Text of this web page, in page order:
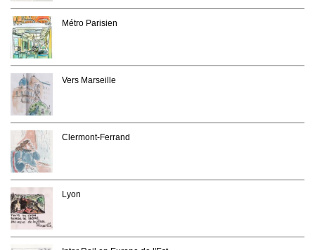
Métro Parisien
Vers Marseille
Clermont-Ferrand
Lyon